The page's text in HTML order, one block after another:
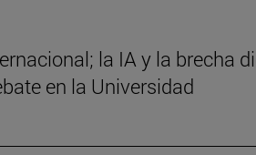
la IA y la brecha
en la Universidad